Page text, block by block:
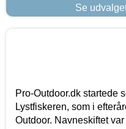
Se
Pro-Outdoor.dk startede
Lystfiskeren, som i
Outdoor. Navneskiftet